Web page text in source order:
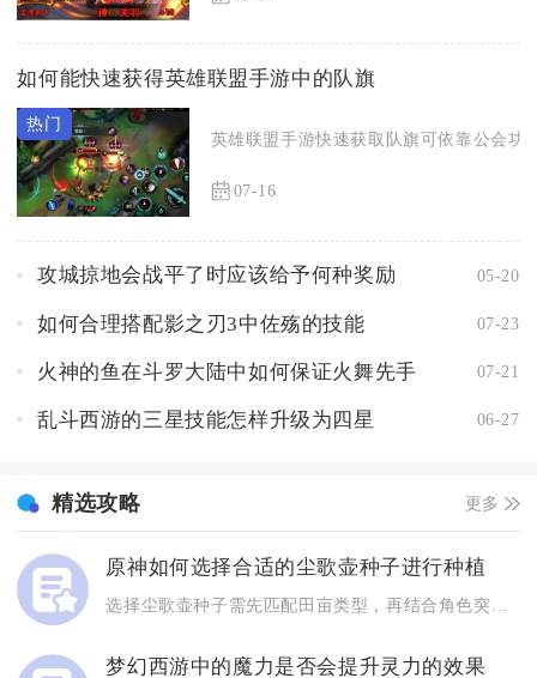
如何能快速获得英雄联盟手游中的队旗
英雄联盟手游快速获取队旗可依靠公会功
07-16
攻城掠地会战平了时应该给予何种奖励 05-20
如何合理搭配影之刃3中佐殇的技能 07-23
火神的鱼在斗罗大陆中如何保证火舞先手 07-21
乱斗西游的三星技能怎样升级为四星 06-27
精选攻略 更多
原神如何选择合适的尘歌壶种子进行种植
梦幻西游中的魔力是否会提升灵力的效果